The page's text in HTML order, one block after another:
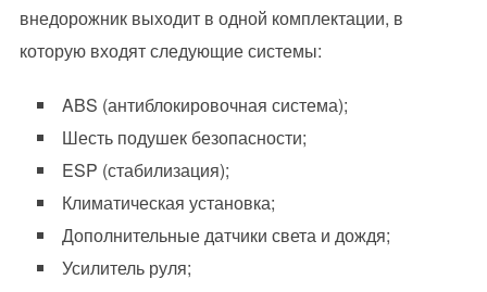
внедорожник выходит в одной комплектации, в
которую входят следующие системы:
ABS (антиблокировочная система);
Шесть подушек безопасности;
ESP (стабилизация);
Климатическая установка;
Дополнительные датчики света и дождя;
Усилитель руля;